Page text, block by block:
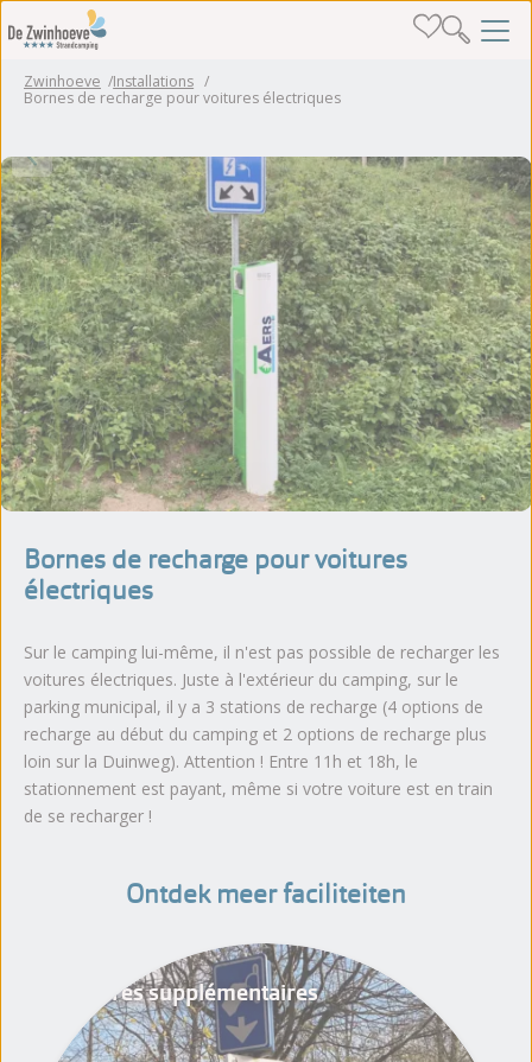
Zwinhoeve
Installations
Bornes de recharge pour voitures électriques
Bornes de recharge pour voitures
électriques
Sur le camping lui-même, il n'est pas possible de recharger les
voitures électriques. Juste à l'extérieur du camping, sur le
parking municipal, il y a 3 stations de recharge (4 options de
recharge au début du camping et 2 options de recharge plus
loin sur la Duinweg). Attention ! Entre 11h et 18h, le
stationnement est payant, même si votre voiture est en train
de se recharger !
Ontdek meer faciliteiten
Voitures supplémentaires